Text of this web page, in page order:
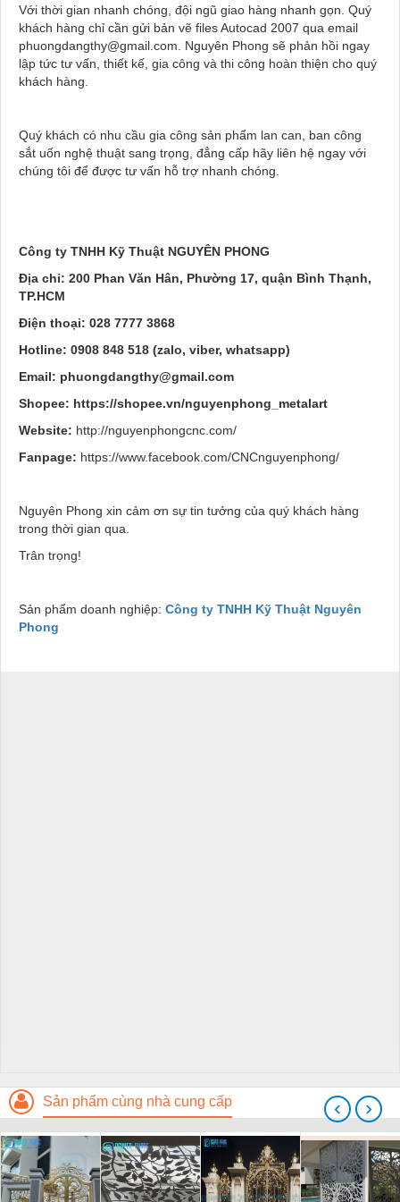
Với thời gian nhanh chóng, đội ngũ giao hàng nhanh gọn. Quý
khách hàng chỉ cần gửi bản vẽ files Autocad 2007 qua email
phuongdangthy@gmail.com. Nguyên Phong sẽ phản hồi ngay
lập tức tư vấn, thiết kế, gia công và thi công hoàn thiện cho quý
khách hàng.
Quý khách có nhu cầu gia công sản phẩm lan can, ban công
sắt uốn nghệ thuật sang trọng, đẳng cấp hãy liên hệ ngay với
chúng tôi để được tư vấn hỗ trợ nhanh chóng.
Công ty TNHH Kỹ Thuật NGUYÊN PHONG
Địa chỉ: 200 Phan Văn Hân, Phường 17, quận Bình Thạnh,
TP.HCM
Điện thoại: 028 7777 3868
Hotline: 0908 848 518 (zalo, viber, whatsapp)
Email: phuongdangthy@gmail.com
Shopee: https://shopee.vn/nguyenphong_metalart
Website: http://nguyenphongcnc.com/
Fanpage: https://www.facebook.com/CNCnguyenphong/
Nguyên Phong xin cảm ơn sự tin tưởng của quý khách hàng
trong thời gian qua.
Trân trọng!
Sản phẩm doanh nghiệp: Công ty TNHH Kỹ Thuật Nguyên
Phong
Sản phẩm cùng nhà cung cấp ‹ ›